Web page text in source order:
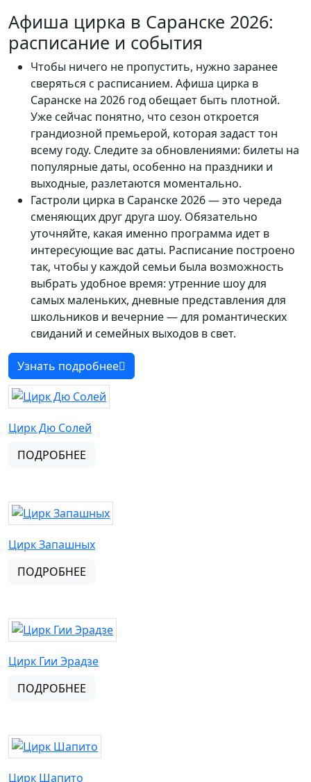
Афиша цирка в Саранске 2026:
расписание и события
Чтобы ничего не пропустить, нужно заранее
сверяться с расписанием. Афиша цирка в
Саранске на 2026 год обещает быть плотной.
Уже сейчас понятно, что сезон откроется
грандиозной премьерой, которая задаст тон
всему году. Следите за обновлениями: билеты на
популярные даты, особенно на праздники и
выходные, разлетаются моментально.
Гастроли цирка в Саранске 2026 — это череда
сменяющих друг друга шоу. Обязательно
уточняйте, какая именно программа идет в
интересующие вас даты. Расписание построено
так, чтобы у каждой семьи была возможность
выбрать удобное время: утренние шоу для
самых маленьких, дневные представления для
школьников и вечерние — для романтических
свиданий и семейных выходов в свет.
Узнать подробнее
Цирк Дю Солей
ПОДРОБНЕЕ
Цирк Запашных
ПОДРОБНЕЕ
Цирк Гии Эрадзе
ПОДРОБНЕЕ
Цирк Шапито